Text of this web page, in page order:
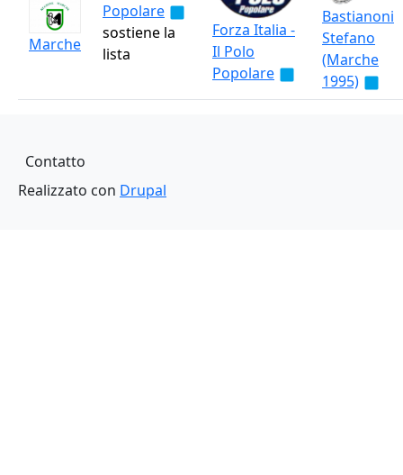
Marche
Popolare
sostiene la
lista
Forza Italia -
Il Polo
Popolare
Bastianoni
Stefano
(Marche
1995)
Piè di pagina
Contatto
Realizzato con Drupal